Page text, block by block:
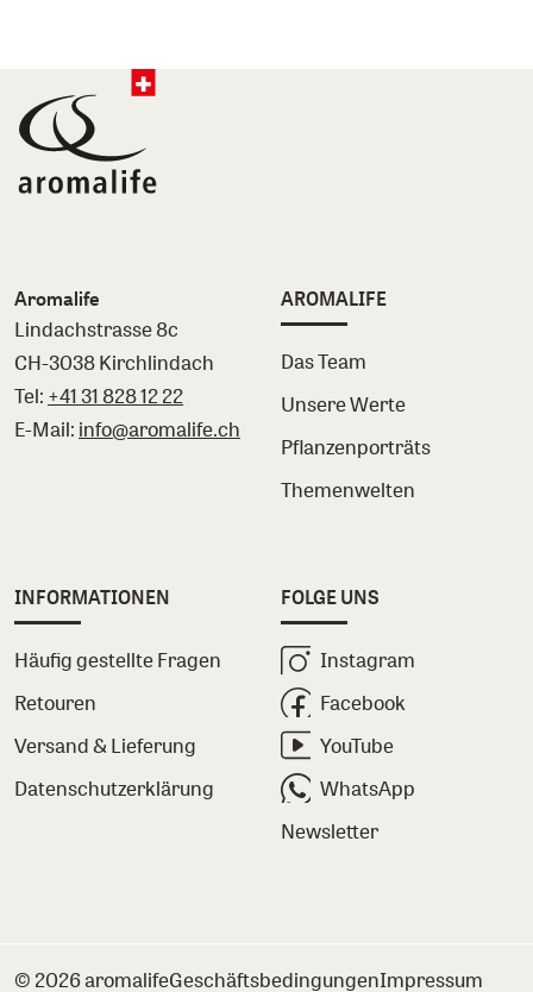
Aromalife
Lindachstrasse 8c
CH-3038 Kirchlindach
Tel: +41 31 828 12 22
E-Mail: info@aromalife.ch
AROMALIFE
Das Team
Unsere Werte
Pflanzenporträts
Themenwelten
INFORMATIONEN
Häufig gestellte Fragen
Retouren
Versand & Lieferung
Datenschutzerklärung
FOLGE UNS
Instagram
Facebook
YouTube
WhatsApp
Newsletter
© 2026 aromalifeGeschäftsbedingungenImpressum